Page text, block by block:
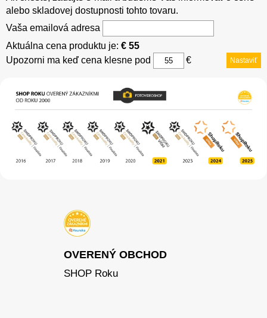
alebo skladovej dostupnosti tohto tovaru.
Vaša emailová adresa
Aktuálna cena produktu je: € 55
Upozorni ma keď cena klesne pod
€ Nastaviť
OVERENÝ OBCHOD
SHOP Roku